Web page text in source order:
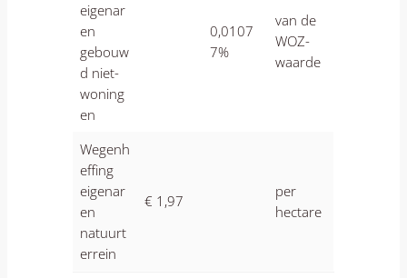
eigenar
en
gebouw
d niet-
woning
en
0,0107
7%
van de
WOZ-
waarde
Wegenh
effing
eigenar
en
natuurt
errein
€ 1,97
per
hectare